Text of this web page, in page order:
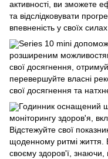
активності, ви зможете
та відслідковувати
впевненість у своїх
Series 10 mini
розширеним
свої досягнення,
перевершуйте власні
свої досягнення та
Годинник оснащений
моніторингу здоров'я,
Відстежуйте свої
щоденному ритмі життя.
своєму здоров'ї,